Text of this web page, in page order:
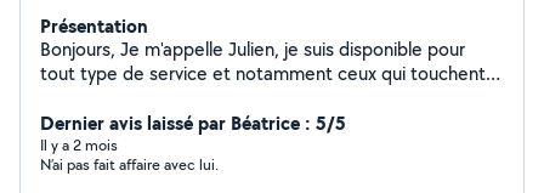
Présentation
Bonjours, Je m'appelle Julien, je suis disponible pour
tout type de service et notamment ceux qui touchent à
nécessaire et d'une remorque pour évacuer les
déchets. J'ai un tarif à l'heure où bien on peux faire un
tarif global après avoir eu des photo ou rdv sur place.
Dernier avis laissé par Béatrice : 5/5
Il y a 2 mois
N’ai pas fait affaire avec lui.